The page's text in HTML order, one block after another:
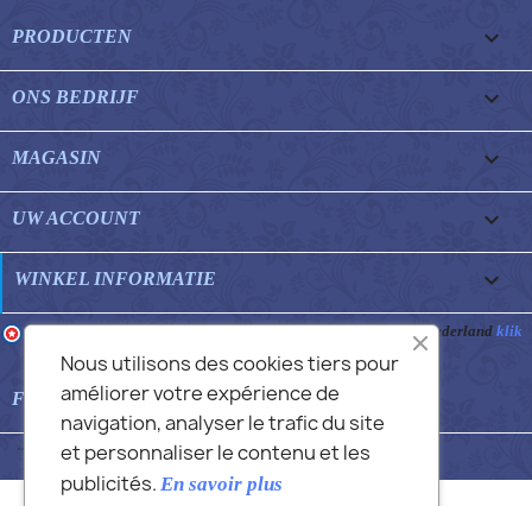
PRODUCTEN 
ONS BEDRIJF 
MAGASIN 
UW ACCOUNT 
WINKEL INFORMATIE keyboard_arrow_down
Merchant goedgekeurd door Gegarandeerde Beoordelingen Nederland klik
hier om het attest te tonen
FEATURED FAQS 
© 2026 - Commans Alex
Nous utilisons des cookies tiers pour
améliorer votre expérience de
navigation, analyser le trafic du site
et personnaliser le contenu et les
publicités. En savoir plus